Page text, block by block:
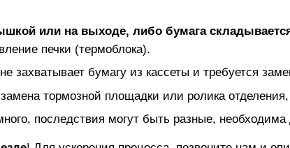
или на выходе, либо бумага
печки (термоблока).
захватывает бумагу из кассеты и требуется
тормозной площадки или ролика
последствия могут быть разные, необходима